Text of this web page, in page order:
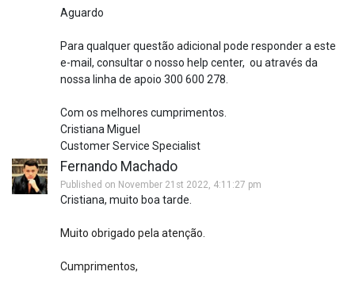
Aguardo
Para qualquer questão adicional pode responder a este
e-mail, consultar o nosso help center, ou através da
nossa linha de apoio 300 600 278.
Com os melhores cumprimentos.
Cristiana Miguel
Customer Service Specialist
Fernando Machado
Published on November 21st 2022, 4:11:27 pm
Cristiana, muito boa tarde.
Muito obrigado pela atenção.
Cumprimentos,